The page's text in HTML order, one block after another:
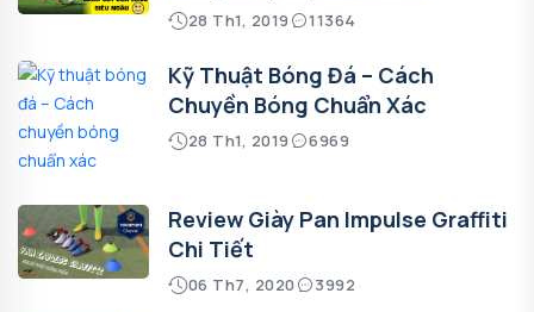
28 Th1, 2019 11364
Kỹ Thuật Bóng Đá – Cách
Chuyền Bóng Chuẩn Xác
28 Th1, 2019 6969
Review Giày Pan Impulse Graffiti
Chi Tiết
06 Th7, 2020 3992